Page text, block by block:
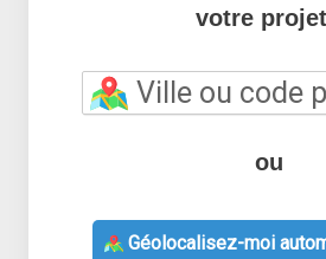
votre
ou
Géolocalisez-moi